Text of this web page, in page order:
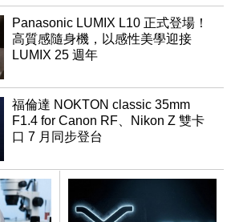
Panasonic LUMIX L10 正式登場！
高質感隨身機，以感性美學迎接
LUMIX 25 週年
福倫達 NOKTON classic 35mm
F1.4 for Canon RF、Nikon Z 雙卡
口 7 月同步登台